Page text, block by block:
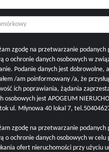
zgodę na przetwarzanie podanych
o ochronie danych osobowych w
Podanie danych jest dobrowolne,
/am poinformowany /a, że
ich poprawiania, żądania
osobowych jest APOGEUM
ul. Młynowa 40 lokal 7,
zgodę na przetwarzanie podanych
o ochronie danych osobowych w celu
ofert nieruchomości przy użyciu